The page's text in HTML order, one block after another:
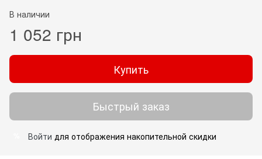
В наличии
1 052 грн
Купить
Быстрый заказ
Войти для отображения накопительной скидки